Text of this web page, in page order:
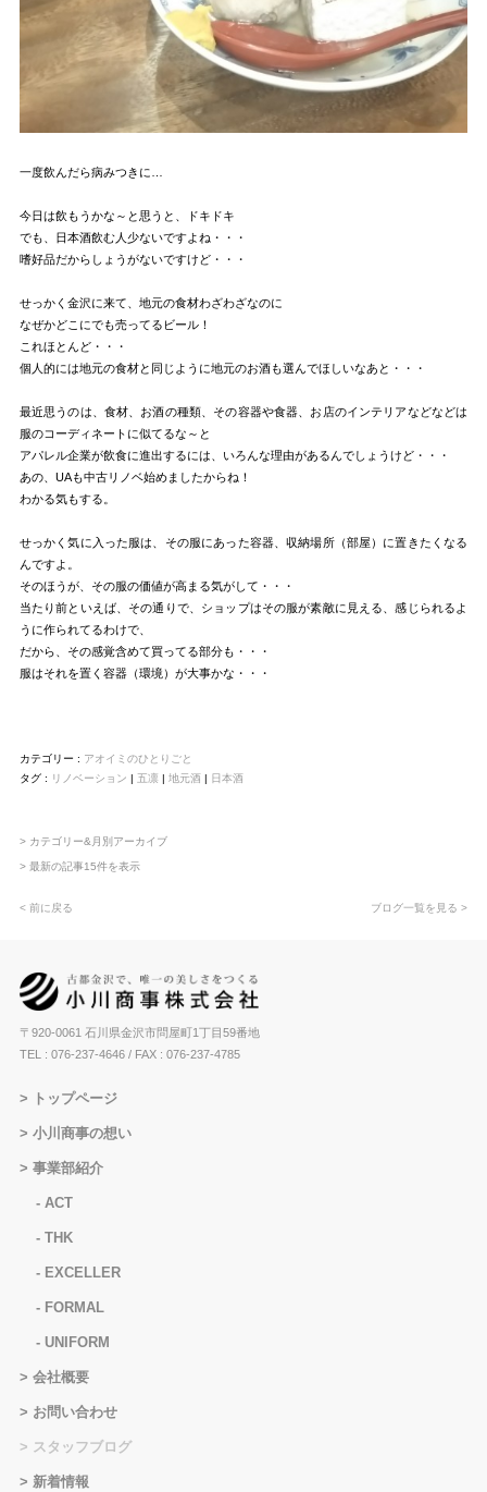
一度飲んだら病みつきに…
今日は飲もうかな～と思うと、ドキドキ
でも、日本酒飲む人少ないですよね・・・
嗜好品だからしょうがないですけど・・・
せっかく金沢に来て、地元の食材わざわざなのに
なぜかどこにでも売ってるビール！
これほとんど・・・
個人的には地元の食材と同じように地元のお酒も選んでほしいなあと・・・
最近思うのは、食材、お酒の種類、その容器や食器、お店のインテリアなどなどは
服のコーディネートに似てるな～と
アパレル企業が飲食に進出するには、いろんな理由があるんでしょうけど・・・
あの、UAも中古リノベ始めましたからね！
わかる気もする。
せっかく気に入った服は、その服にあった容器、収納場所（部屋）に置きたくなる
んですよ。
そのほうが、その服の価値が高まる気がして・・・
当たり前といえば、その通りで、ショップはその服が素敵に見える、感じられるよ
うに作られてるわけで、
だから、その感覚含めて買ってる部分も・・・
服はそれを置く容器（環境）が大事かな・・・
カテゴリー : アオイミのひとりごと
タグ : リノベーション | 五凛| 地元酒| 日本酒
> カテゴリー&月別アーカイブ
> 最新の記事15件を表示
< 前に戻る ブログ一覧を見る >
〒920-0061 石川県金沢市問屋町1丁目59番地
TEL : 076-237-4646/ FAX : 076-237-4785
トップページ
小川商事の想い
事業部紹介
ACT
THK
EXCELLER
FORMAL
UNIFORM
会社概要
お問い合わせ
スタッフブログ
新着情報